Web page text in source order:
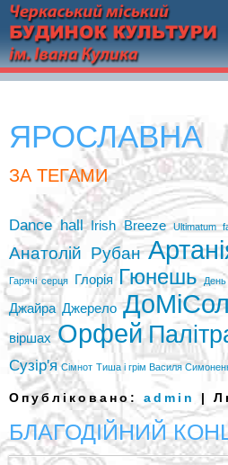
ЯРОСЛАВНА
ЗА ТЕГАМИ
Dance hall Irish Breeze Ultimatum
Анатолій Рубан
Гарячі серця Глорія Гюнешь День
Джайра Джерело
віршах Орфей
Сузір'я Сімнот Тиша і грім Василя
Опубліковано: admin |
БЛАГОДІЙНИЙ